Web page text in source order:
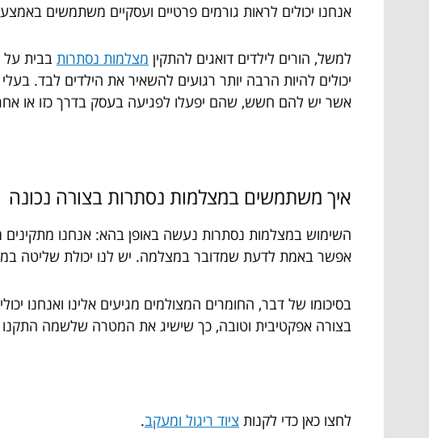
אנחנו יכולים לראות גורמים פרטיים ועסקיים משתמשים
למשל, הורים לילדים דואגים להתקין מצלמות נסתרות בבית
יכולים להיות הרבה יותר רגועים להשאיר את הילדים לבד.
אשר יש להם חשש, שהם יפעלו לפגיעה בעסק בדרך כזו או
איך משתמשים במצלמות נסתרות בצורה נכונה
השימוש במצלמות נסתרות נעשה באופן בהא: אנחנו
אפשר באמת לדעת שמדובר במצלמה. יש לנו יכולת שליטה
בסיכומו של דבר, החומרים המצולמים מגיעים אלינו
בצורה אפקטיבית וטובה, כך שישיג את המטרה שלשמה
לחצו כאן כדי לקנות ציוד ריגול ומעקב.